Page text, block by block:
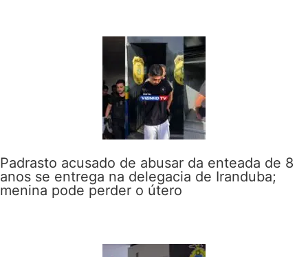
Padrasto acusado de abusar da enteada de 8
anos se entrega na delegacia de Iranduba;
menina pode perder o útero